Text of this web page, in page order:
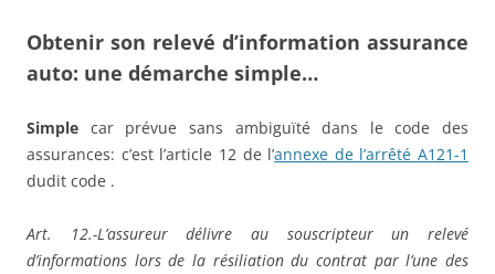
Obtenir son relevé d’information assurance
auto: une démarche simple…
Simple car prévue sans ambiguïté dans le code des
assurances: c’est l’article 12 de l’annexe de l’arrêté A121-1
dudit code .
Art. 12.-L’assureur délivre au souscripteur un relevé
d’informations lors de la résiliation du contrat par l’une des